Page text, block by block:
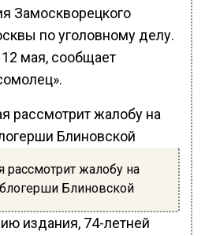
Замоскворецкого
по уголовному делу.
мая, сообщает
рассмотрит жалобу на
Блиновской
издания, 74-летней